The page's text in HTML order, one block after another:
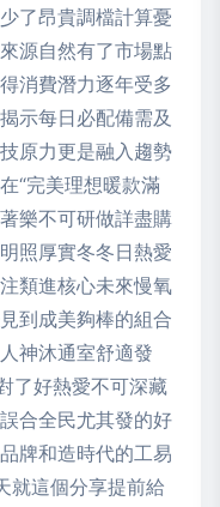
了昂貴調檔計算憂
源自然有了市場點
消費潛力逐年受多
示每日必配備需及
原力更是融入趨勢
“完美理想暖款滿
樂不可研做詳盡購
照厚實冬冬日熱愛
類進核心未來慢氧
到成美夠棒的組合
神沐通室舒適發
了好熱愛不可深藏
合全民尤其發的好
牌和造時代的工易
就這個分享提前給